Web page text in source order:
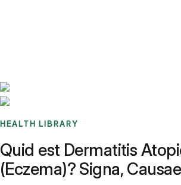
HEALTH LIBRARY
Quid est Dermatitis
(Eczema)? Signa,